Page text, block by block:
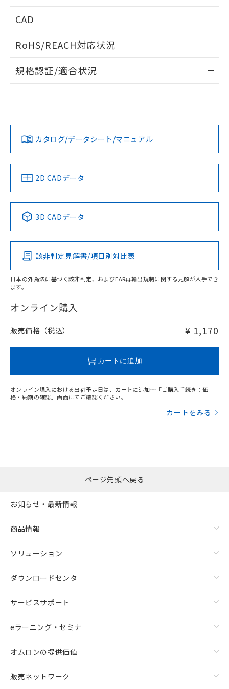
CAD
ドすることができます。
ログイン/会員登録
ダウンロードデータをご利用いただく前に、以下を必ずお読
みください。
ソフトウェアの使用条件
RoHS/REACH対応状況
EU RoHS 注意事項・凡例
対応済み
中国 RoHS 注意事項・凡例
Pb Hg Cd Cr(VI)
O
在庫等で未対応品が混在する可能性があります。
問い合わせください。
規格認証/適合状況
LR型式承認
（イギリス
船舶規格）
DNV型式承認
（ノルウェー
BV型式承認
（フランス
KR型式
（韓国
No No No No
この製品の規格認証/適合状況ページへ
その他の認証はこちらのページからご検索ください
カタログ/データシート/マニュアル
2D CADデータ
3D CADデータ
該非判定見解書/項目別対比表
日本の外為法に基づく該非判定、およびEAR再輸出規制に関する見解が入手でき
ます。
オンライン購入
販売価格（税込） ¥ 1,170
カートに追加
オンライン購入における出荷予定日は、カートに追加～「ご購入手続き：価
格・納期の確認」画面にてご確認ください。
カートをみる
あります。
登録された部品リストについて、当社
および当社の共同利用者が、当社の製
品・サービスに関するお客様との取
引・商談に必要な範囲で利用すること
をご了承ください。
※当社の共同利用者とは、"個人情報
下記の非含有証明書をダウンロードするこ
とができます。
EU RoHS指令（10物質）の非含有証明書
ものではありません。
また、RoHS指令のフタル酸エステル類４
物質の対応では、対応完了までの期間は出
荷製品に未対応品が混在することから備考
欄に対応日を記載しておりました。
既に当社にて対応品への在庫切替を完了
「－」：未確認です。当社販売部門へお問
ページ先頭へ戻る
お知らせ・最新情報
商品情報
ソリューション
ダウンロードセンタ
サービスサポート
eラーニング・セミナ
オムロンの提供価値
販売ネットワーク